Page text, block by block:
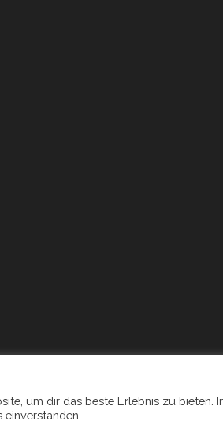
um dir das beste Erlebnis zu